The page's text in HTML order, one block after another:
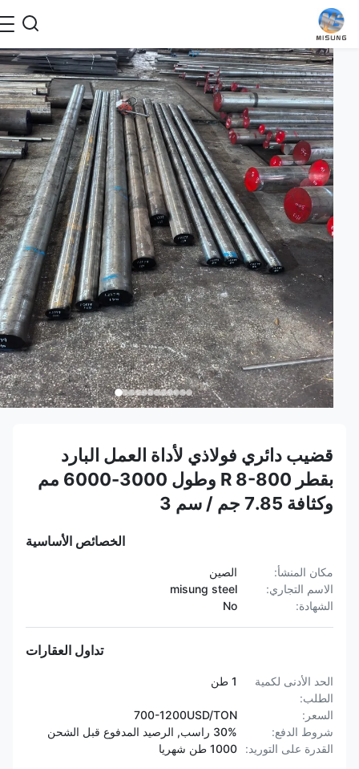
قضيب دائري فولاذي لأداة العمل البارد
بقطر R 8-800 وطول 3000-6000 مم
وكثافة 7.85 جم / سم 3
الخصائص الأساسية
مكان المنشأ:
الصين
الاسم التجاري:
misung steel
الشهادة:
تداول العقارات
الحد الأدنى لكمية
الطلب:
1 طن
السعر:
700-1200USD/TON
شروط الدفع:
القدرة على التوريد:
1000 طن شهريا